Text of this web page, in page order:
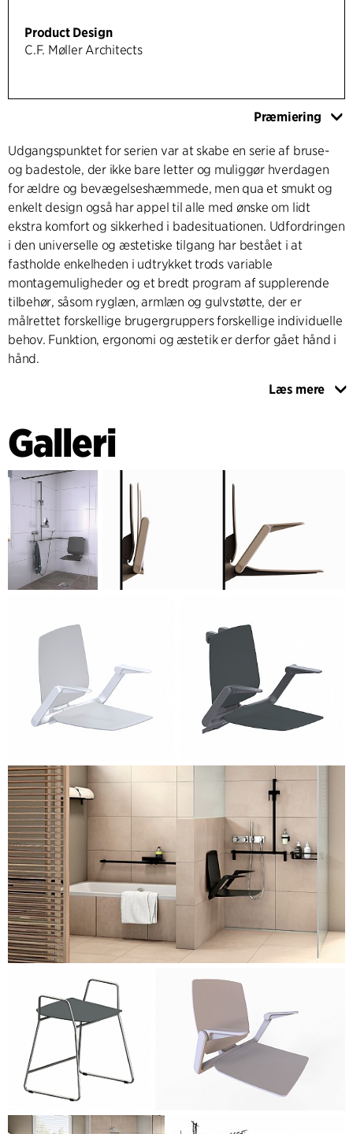
Product Design
C.F. Møller Architects
Præmiering
Udgangspunktet for serien var at skabe en serie af bruse-
og badestole, der ikke bare letter og muliggør hverdagen
for ældre og bevægelseshæmmede, men qua et smukt og
enkelt design også har appel til alle med ønske om lidt
ekstra komfort og sikkerhed i badesituationen. Udfordringen
i den universelle og æstetiske tilgang har bestået i at
fastholde enkelheden i udtrykket trods variable
montagemuligheder og et bredt program af supplerende
tilbehør, såsom ryglæn, armlæn og gulvstøtte, der er
målrettet forskellige brugergruppers forskellige individuelle
behov. Funktion, ergonomi og æstetik er derfor gået hånd i
hånd.
Der er lagt stor vægt på brugernes oplevelse af komfort og
drift og rengøring har vejet tungt. Produkternes bidrag til
den samlede rumoplevelse har ligeledes haft stor
betydning. Det kommer blandt andet til udtryk ved, at de
superoptimerede armlæn med to positioner og den
automatiske gulvstøtte underordner sig den samlede form,
så produktet også fremstår helstøbt og enkelt, når sædet er
klappet op.
Serien er udviklet i samarbejde med det tyske firma
området for care-udstyr. C. F. Møller Architects har tidligere
designet produktlinjer for Normbau; bl.a. en omfattende
serie af støttegreb og meget mere til indretning af baderum
for alle, der markedsføres under navnet Cavere.
Læs mere
Galleri